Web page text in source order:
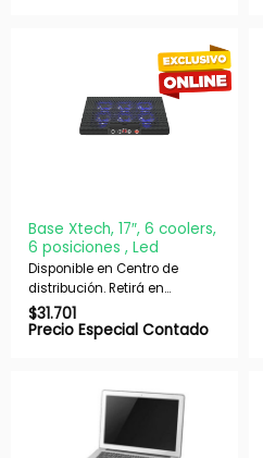
Base Xtech, 17″, 6 coolers,
6 posiciones , Led
Disponible en Centro de
distribución. Retirá en
nuestras sucursales en 48 hs
hábiles. Si es con envío,
$31.701
Precio Especial Contado